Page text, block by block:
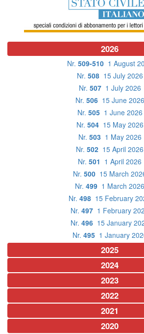
2026
Nr. 509-5101 August
Nr. 50815 July 2026
Nr. 5071 July 2026
Nr. 50615 June 2026
Nr. 5051 June 2026
Nr. 50415 May 2026
Nr. 5031 May 2026
Nr. 502 15 April 2026
Nr. 501 1 April 2026
Nr. 500 15 March
Nr. 499 1 March 2026
Nr. 498 15 February
Nr. 497 1 February
Nr. 49615 January
Nr. 4951 January
2025
2024
2023
2022
2021
2020